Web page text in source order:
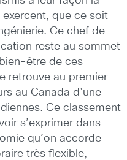
exercent, que ce soit
Ce chef de
reste au sommet
être de ces
retrouve au premier
au Canada d’une
Ce classement
s’exprimer dans
qu’on accorde
très flexible,